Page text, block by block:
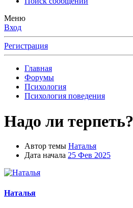
Меню
Вход
Регистрация
Главная
Форумы
Психология
Психология поведения
Надо ли терпеть?
Автор темы Наталья
Дата начала 25 Фев 2025
Наталья